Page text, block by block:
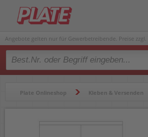
Angebote gelten nur für Gewerbetreibende. Preise zzgl.
Type 2 or more characters for results.
Plate Onlineshop Kleben & Versenden